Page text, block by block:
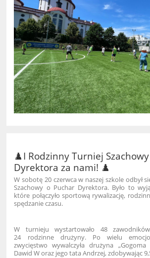
♟️I Rodzinny Turniej
Dyrektora za nami! ♟️
W sobotę 20 czerwca w naszej szkole odbył
Szachowy o Puchar Dyrektora. Było to
które połączyło sportową rywalizację,
spędzanie czasu.
W turnieju wystartowało 48
24 rodzinne drużyny. Po wielu
zwycięstwo wywalczyła drużyna „Gogoma
Dawid W oraz jego tata Andrzej, zdobywając